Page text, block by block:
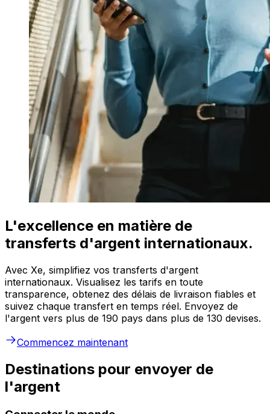
L'excellence en matière de
transferts d'argent internationaux.
Avec Xe, simplifiez vos transferts d'argent
internationaux. Visualisez les tarifs en toute
transparence, obtenez des délais de livraison fiables et
suivez chaque transfert en temps réel. Envoyez de
l'argent vers plus de 190 pays dans plus de 130 devises.
Commencez maintenant
Destinations pour envoyer de
l'argent